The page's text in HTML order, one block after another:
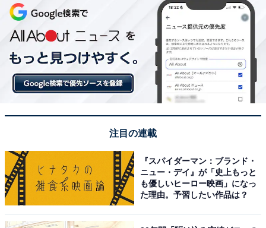
下、春日さん）。互いにモヤモヤを抱えている2人が同
じマンションに住むご近所さんとして出会うのが始まり
です。
凸凹がぴったり合ったような2人は、まさに『作りたい
女と食べたい女』。大盛りのルーローハンやオムライ
理に向かい合い、少しずつ交流を深めていきます。
注目の連載
『スパイダーマン：ブランド・
ニュー・デイ』が「史上もっと
も優しいヒーロー映画」になっ
た理由。予習したい作品は？